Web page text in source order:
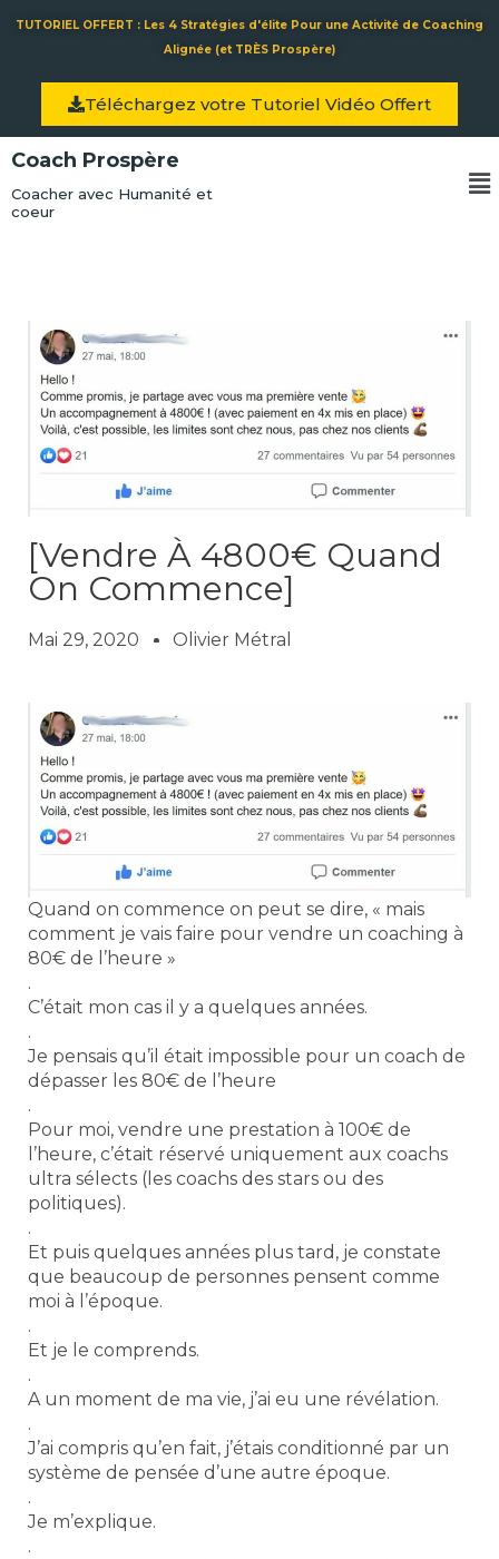
TUTORIEL OFFERT : Les 4 Stratégies d'élite Pour une Activité de Coaching
Alignée (et TRÈS Prospère)
Téléchargez votre Tutoriel Vidéo Offert
Coach Prospère
Coacher avec Humanité et
coeur
[Vendre À 4800€ Quand
On Commence]
Mai 29, 2020 Olivier Métral
Quand on commence on peut se dire, « mais
comment je vais faire pour vendre un coaching à
80€ de l’heure »
.
C’était mon cas il y a quelques années.
.
Je pensais qu’il était impossible pour un coach de
dépasser les 80€ de l’heure
.
Pour moi, vendre une prestation à 100€ de
l’heure, c’était réservé uniquement aux coachs
ultra sélects (les coachs des stars ou des
politiques).
.
Et puis quelques années plus tard, je constate
que beaucoup de personnes pensent comme
moi à l’époque.
.
Et je le comprends.
.
A un moment de ma vie, j’ai eu une révélation.
.
J’ai compris qu’en fait, j’étais conditionné par un
système de pensée d’une autre époque.
.
Je m’explique.
.